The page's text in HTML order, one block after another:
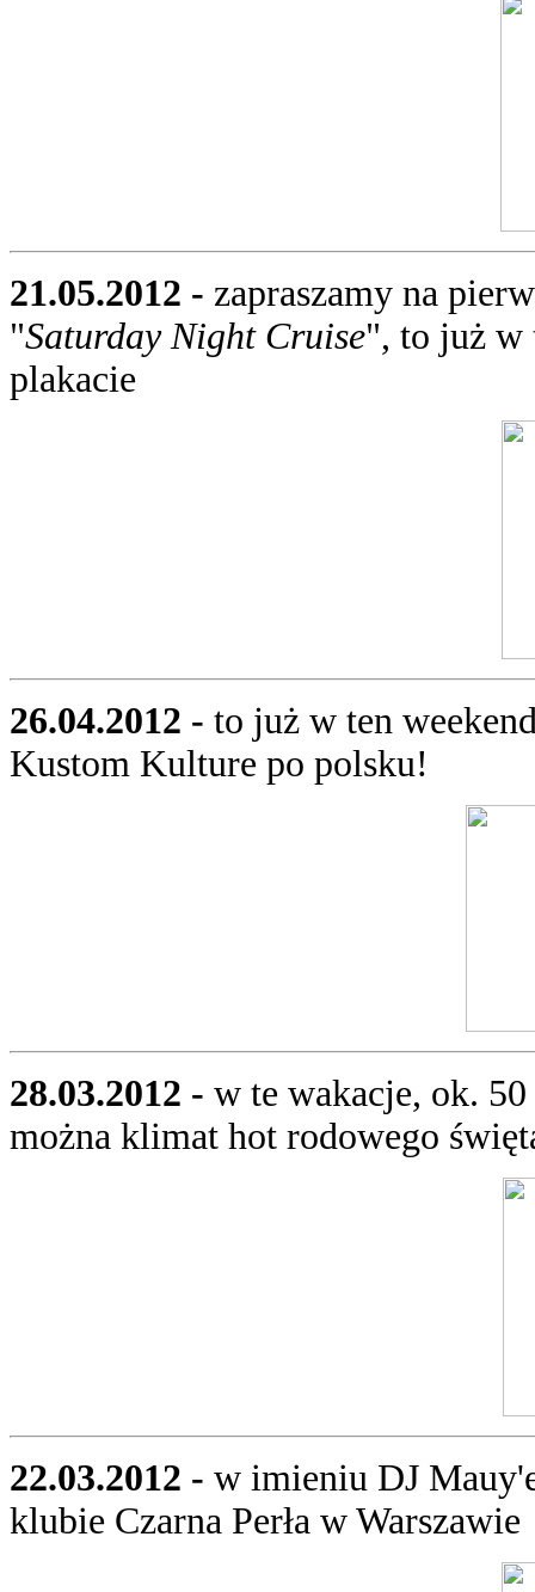
21.05.2012 - zapraszamy na
"Saturday Night Cruise", to już w
plakacie
26.04.2012 - to już w ten
Kustom Kulture po polsku!
28.03.2012 - w te wakacje, ok.
można klimat hot rodowego
22.03.2012 - w imieniu DJ
klubie Czarna Perła w Warszawie